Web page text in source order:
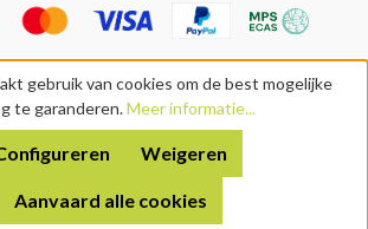
gebruik van cookies om de best mogelijke
te garanderen.Meer informatie...
Weigeren
Aanvaard alle cookies